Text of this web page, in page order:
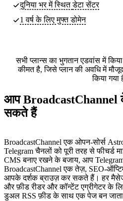
दुनिया भर में स्थितडेटा सेंटर
1 वर्ष के लिए मुफ्त डोमेन
सभी प्लान्स का भुगतान एडवांस में
कीमत है, जिसे प्लान की अवधि में
किया गया
आप BroadcastChannel
सकते हैं
BroadcastChannel एक ओपन-सोर्स
Telegram चैनलों को पूरी तरह से फीचर्ड
CMS बनाए रखने के बजाय, आप
BroadcastChannel एक तेज़, SEO-
आपके दर्शक ब्राउज़ कर सकते हैं। हर
और फ़ीड रीडर और कॉन्टेंट एग्रीगेटर के
डुअल RSS फ़ीड के साथ एक पेज बन